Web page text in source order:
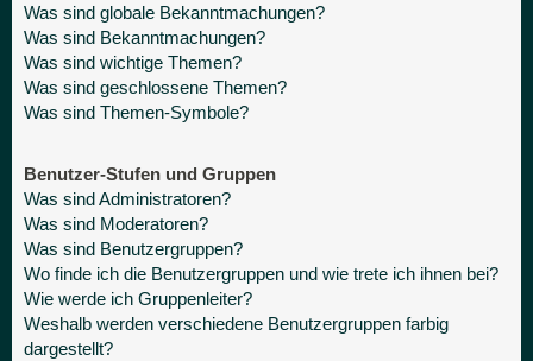
Was sind globale Bekanntmachungen?
Was sind Bekanntmachungen?
Was sind wichtige Themen?
Was sind geschlossene Themen?
Was sind Themen-Symbole?
Benutzer-Stufen und Gruppen
Was sind Administratoren?
Was sind Moderatoren?
Was sind Benutzergruppen?
Wo finde ich die Benutzergruppen und wie trete ich ihnen bei?
Wie werde ich Gruppenleiter?
Weshalb werden verschiedene Benutzergruppen farbig
dargestellt?